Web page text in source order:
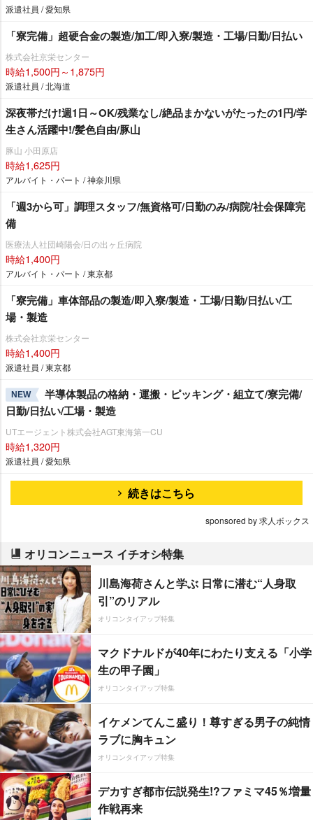
派遣社員 / 愛知県
「寮完備」超硬合金の製造/加工/即入寮/製造・工場/日勤/日払い
株式会社京栄センター
時給1,500円～1,875円
派遣社員 / 北海道
深夜帯だけ!週1日～OK/残業なし/絶品まかないがたったの1円/学
生さん活躍中!/髪色自由/豚山
豚山 小田原店
時給1,625円
アルバイト・パート / 神奈川県
「週3から可」調理スタッフ/無資格可/日勤のみ/病院/社会保障完
備
医療法人社団崎陽会/日の出ヶ丘病院
時給1,400円
アルバイト・パート / 東京都
「寮完備」車体部品の製造/即入寮/製造・工場/日勤/日払い/工
場・製造
株式会社京栄センター
時給1,400円
派遣社員 / 東京都
NEW
半導体製品の格納・運搬・ピッキング・組立て/寮完備/
日勤/日払い/工場・製造
UTエージェント株式会社AGT東海第一CU
時給1,320円
派遣社員 / 愛知県
続きはこちら
sponsored by 求人ボックス
オリコンニュース イチオシ特集
川島海荷さんと学ぶ 日常に潜む“人身取
引”のリアル
オリコンタイアップ特集
マクドナルドが40年にわたり支える「小学
生の甲子園」
オリコンタイアップ特集
イケメンてんこ盛り！尊すぎる男子の純情
ラブに胸キュン
オリコンタイアップ特集
デカすぎ都市伝説発生!?ファミマ45％増量
作戦再来